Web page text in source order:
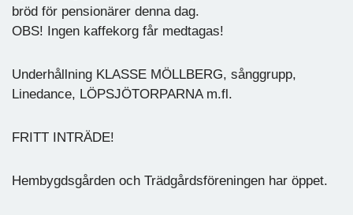
bröd för pensionärer denna dag.
OBS! Ingen kaffekorg får medtagas!
Underhållning KLASSE MÖLLBERG, sånggrupp,
Linedance, LÖPSJÖTORPARNA m.fl.
FRITT INTRÄDE!
Hembygdsgården och Trädgårdsföreningen har öppet.